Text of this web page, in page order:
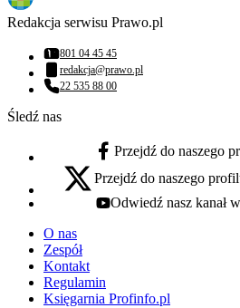
Redakcja serwisu Prawo.pl
Numer telefonu:
801 04 45 45
Adres email:
redakcja@prawo.pl
Numer telefonu:
22 535 88 00
Śledź nas
facebook - otwiera się w nowej
Przejdź do naszego
x - otwiera się w nowej karcie
Przejdź do naszego
youtube - otwiera się w nowej
Odwiedź nasz kanał
O nas
Zespół
Kontakt
Regulamin
Księgarnia Profinfo.pl